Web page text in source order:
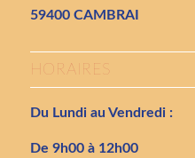
59400 CAMBRAI
HORAIRES
Du Lundi au Vendredi :
De 9h00 à 12h00